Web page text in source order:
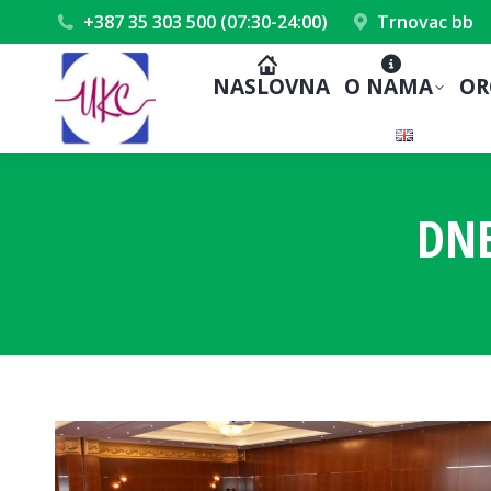
+387 35 303 500 (07:30-24:00) Trnovac bb
NASLOVNA O NAMA